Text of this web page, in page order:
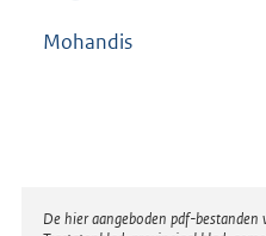
Mohandis
Disclaimer
De hier aangeboden pdf-bestanden